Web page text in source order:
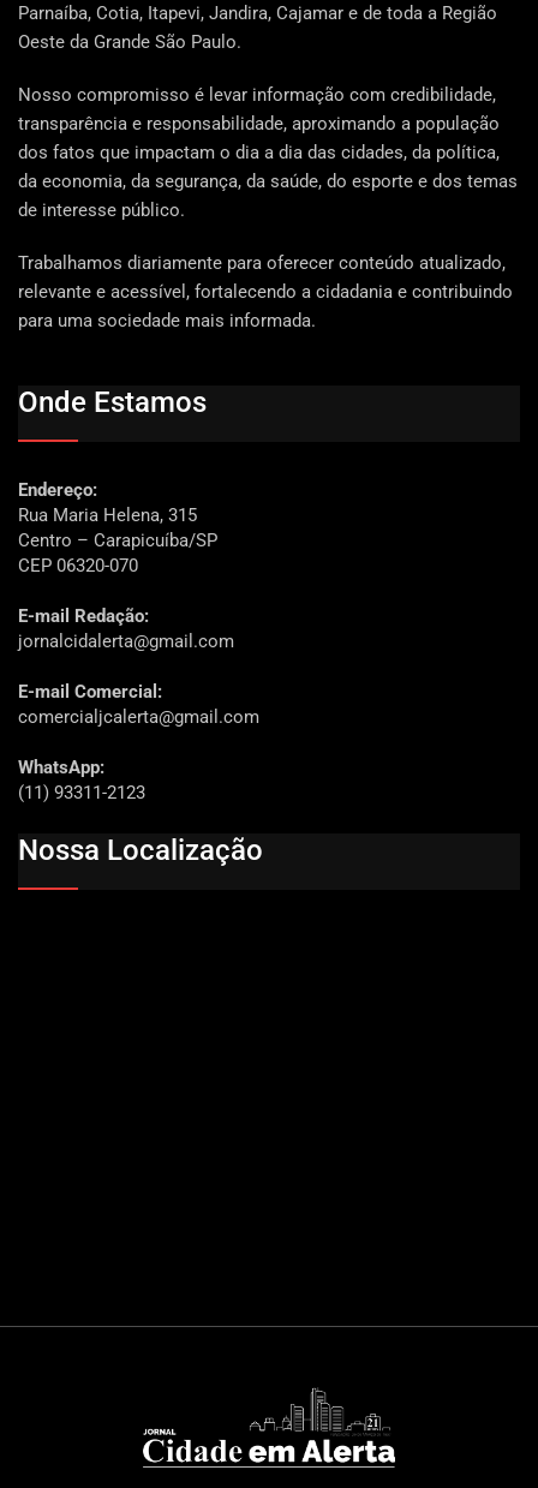
Parnaíba, Cotia, Itapevi, Jandira, Cajamar e de toda a Região
Oeste da Grande São Paulo.
Nosso compromisso é levar informação com credibilidade,
transparência e responsabilidade, aproximando a população
dos fatos que impactam o dia a dia das cidades, da política,
da economia, da segurança, da saúde, do esporte e dos temas
de interesse público.
Trabalhamos diariamente para oferecer conteúdo atualizado,
relevante e acessível, fortalecendo a cidadania e contribuindo
para uma sociedade mais informada.
Onde Estamos
Endereço:
Rua Maria Helena, 315
Centro – Carapicuíba/SP
CEP 06320-070
E-mail Redação:
jornalcidalerta@gmail.com
E-mail Comercial:
comercialjcalerta@gmail.com
WhatsApp:
(11) 93311-2123
Nossa Localização